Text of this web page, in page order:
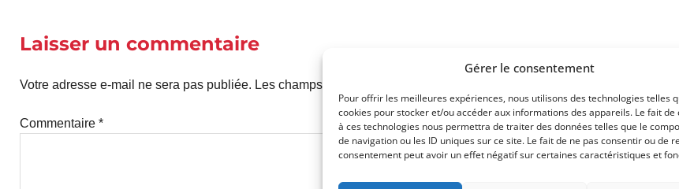
Gérer le consentement
Pour offrir les meilleures expériences, nous utilisons des technologies telles
cookies pour stocker et/ou accéder aux informations des appareils. Le fait de
à ces technologies nous permettra de traiter des données telles que le
de navigation ou les ID uniques sur ce site. Le fait de ne pas consentir ou de
consentement peut avoir un effet négatif sur certaines caractéristiques et
Laisser un commentaire
Votre adresse e-mail ne sera pas publiée. Les champs obligatoires sont indiqués avec
Commentaire *